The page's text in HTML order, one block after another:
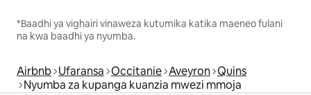
*Baadhi ya vighairi vinaweza kutumika katika maeneo fulani
na kwa baadhi ya nyumba.
Airbnb Ufaransa Occitanie Aveyron Quins
Nyumba za kupanga kuanzia mwezi mmoja